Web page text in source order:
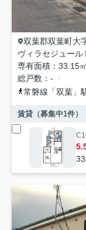
双葉郡双葉町大
ヴィラセジュール
専有面積
33.15㎡
総戸数
-
常磐線 「双葉 」
賃貸（募集中1件）